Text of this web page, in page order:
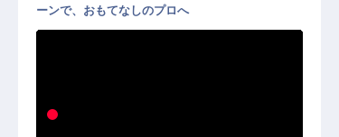
宿泊サービススタッフ（月8～9日休
ーンで、おもてなしのプロへ